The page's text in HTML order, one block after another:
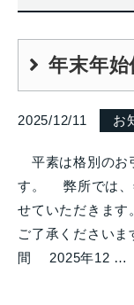
年末年
2025/12/11 お
平素は格別のお
す。 弊所では、
せていただきま
ご了承ください
間 2025年12 …